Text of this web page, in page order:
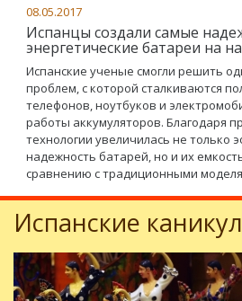
08.05.2017
Испанцы создали самые
энергетические батареи на
Испанские ученые смогли решить
проблем, с которой сталкиваются
телефонов, ноутбуков и
работы аккумуляторов. Благодаря
технологии увеличилась не только
надежность батарей, но и их
сравнению с традиционными
Испанские